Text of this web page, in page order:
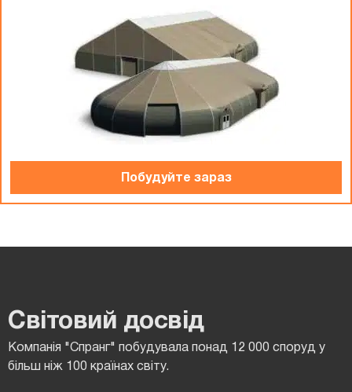
Побудуйте зараз
Світовий досвід
Компанія "Спранг" побудувала понад 12 000 споруд у
більш ніж 100 країнах світу.